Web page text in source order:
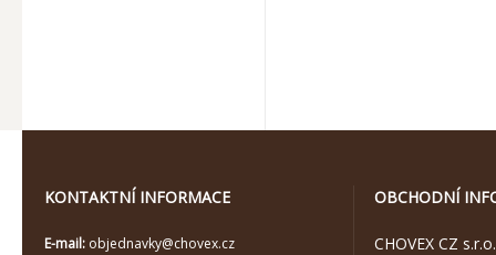
KONTAKTNÍ INFORMACE
E-mail: objednavky@chovex.cz
OBCHODNÍ
CHOVEX CZ s.r.o.